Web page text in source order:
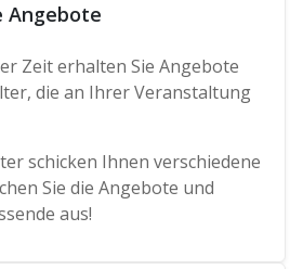
Angebote
Zeit erhalten Sie Angebote
die an Ihrer Veranstaltung
schicken Ihnen verschiedene
Sie die Angebote und
aus!